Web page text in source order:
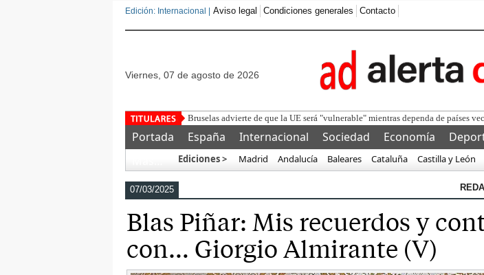
Edición: Internacional | Aviso legal Condiciones generales Contacto
viernes, 07 de agosto de 2026
Detenido un marroquí t
Portada España Internacional Sociedad Economía
Ediciones > Madrid Andalucía Baleares Cataluña Castilla y León
07/03/2025
Blas Piñar: Mis recuerdos y
con… Giorgio Almirante (V)